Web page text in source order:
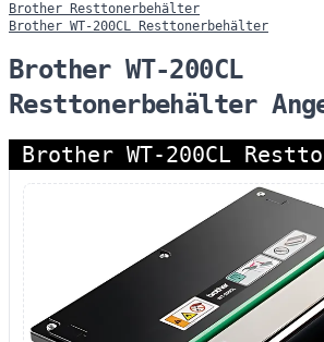
Brother Resttonerbehälter
Brother WT-200CL Resttonerbehälter
Brother WT-200CL
Resttonerbehälter
Brother WT-200CL